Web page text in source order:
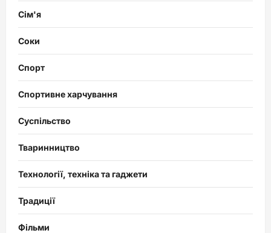
Сім'я
Соки
Спорт
Спортивне харчування
Суспільство
Тваринництво
Технології, техніка та гаджети
Традиції
Фільми